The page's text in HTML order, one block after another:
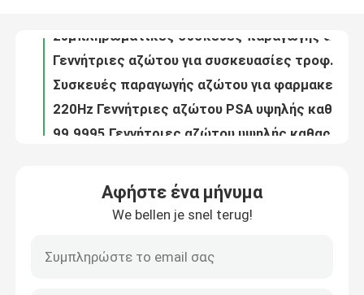
Επικοινωνήστε μαζί μας
Ειδήσεις
Ζητήστε μια προσφορά
Αφήστε ένα μήνυμα
We bellen je snel terug!